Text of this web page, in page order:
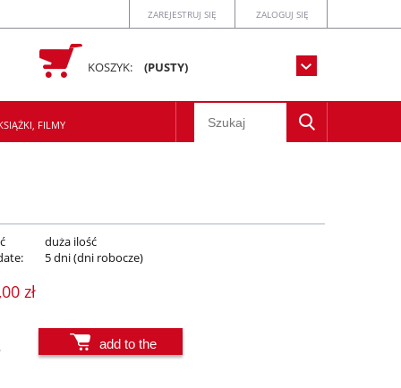
ZAREJESTRUJ SIĘ ZALOGUJ SIĘ
KOSZYK: (PUSTY)
FILMY
duża ilość
5 dni (dni robocze)
zł
add to the